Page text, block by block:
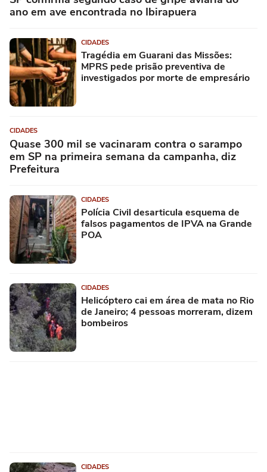
ano em ave encontrada no Ibirapuera
CIDADES
Tragédia em Guarani das Missões:
MPRS pede prisão preventiva de
investigados por morte de empresário
CIDADES
Quase 300 mil se vacinaram contra o sarampo
em SP na primeira semana da campanha, diz
Prefeitura
CIDADES
Polícia Civil desarticula esquema de
falsos pagamentos de IPVA na Grande
POA
CIDADES
Helicóptero cai em área de mata no Rio
de Janeiro; 4 pessoas morreram, dizem
bombeiros
CIDADES